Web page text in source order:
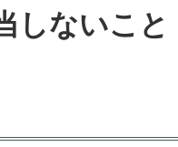
しないこと